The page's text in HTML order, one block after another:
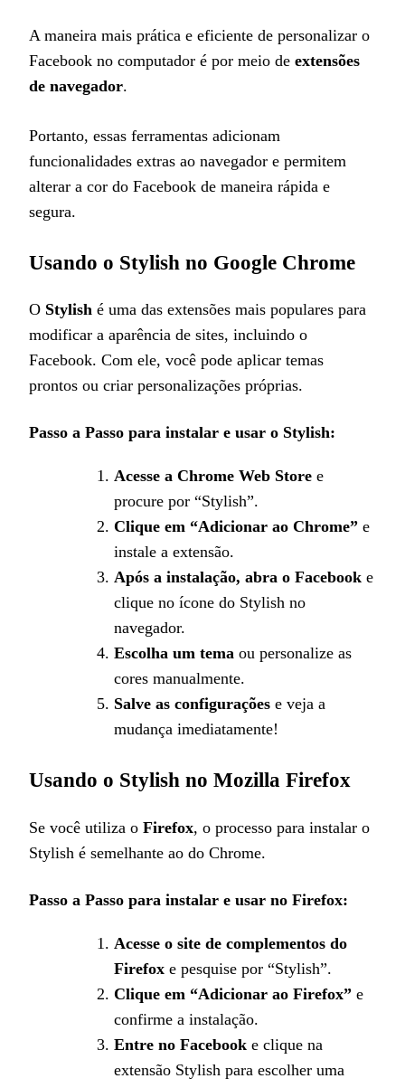
A maneira mais prática e eficiente de personalizar o
Facebook no computador é por meio de extensões
de navegador.
Portanto, essas ferramentas adicionam
funcionalidades extras ao navegador e permitem
alterar a cor do Facebook de maneira rápida e
segura.
Usando o Stylish no Google Chrome
O Stylish é uma das extensões mais populares para
modificar a aparência de sites, incluindo o
Facebook. Com ele, você pode aplicar temas
prontos ou criar personalizações próprias.
Passo a Passo para instalar e usar o Stylish:
Acesse a Chrome Web Store e
procure por “Stylish”.
Clique em “Adicionar ao Chrome” e
instale a extensão.
Após a instalação, abra o Facebook e
clique no ícone do Stylish no
navegador.
Escolha um tema ou personalize as
cores manualmente.
Salve as configurações e veja a
mudança imediatamente!
Usando o Stylish no Mozilla Firefox
Se você utiliza o Firefox, o processo para instalar o
Stylish é semelhante ao do Chrome.
Passo a Passo para instalar e usar no Firefox:
Acesse o site de complementos do
Firefox e pesquise por “Stylish”.
Clique em “Adicionar ao Firefox” e
confirme a instalação.
Entre no Facebook e clique na
extensão Stylish para escolher uma